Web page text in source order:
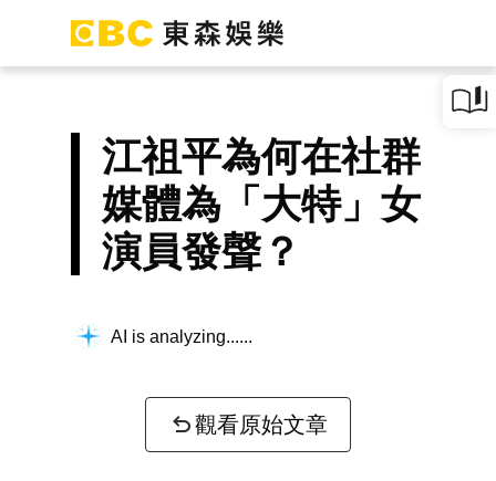
江祖平為何在社群
媒體為「大特」女
演員發聲？
AI is analyzing...
觀看原始文章